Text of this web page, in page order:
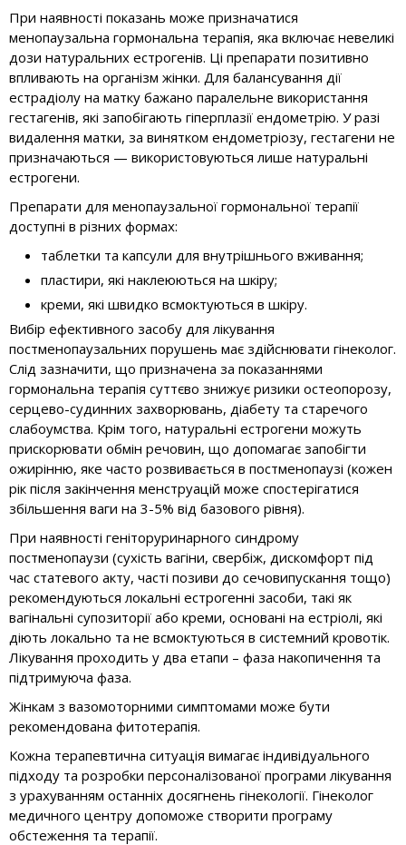
При наявності показань може призначатися
менопаузальна гормональна терапія, яка включає невеликі
дози натуральних естрогенів. Ці препарати позитивно
впливають на організм жінки. Для балансування дії
естрадіолу на матку бажано паралельне використання
гестагенів, які запобігають гіперплазії ендометрію. У разі
видалення матки, за винятком ендометріозу, гестагени не
призначаються — використовуються лише натуральні
естрогени.
Препарати для менопаузальної гормональної терапії
доступні в різних формах:
таблетки та капсули для внутрішнього вживання;
пластири, які наклеюються на шкіру;
креми, які швидко всмоктуються в шкіру.
Вибір ефективного засобу для лікування
постменопаузальних порушень має здійснювати гінеколог.
Слід зазначити, що призначена за показаннями
гормональна терапія суттєво знижує ризики остеопорозу,
серцево-судинних захворювань, діабету та старечого
слабоумства. Крім того, натуральні естрогени можуть
прискорювати обмін речовин, що допомагає запобігти
ожирінню, яке часто розвивається в постменопаузі (кожен
рік після закінчення менструацій може спостерігатися
збільшення ваги на 3-5% від базового рівня).
При наявності геніторуринарного синдрому
постменопаузи (сухість вагіни, свербіж, дискомфорт під
час статевого акту, часті позиви до сечовипускання тощо)
рекомендуються локальні естрогенні засоби, такі як
вагінальні супозиторії або креми, основані на естріолі, які
діють локально та не всмоктуються в системний кровотік.
Лікування проходить у два етапи – фаза накопичення та
підтримуюча фаза.
Жінкам з вазомоторними симптомами може бути
рекомендована фитотерапія.
Кожна терапевтична ситуація вимагає індивідуального
підходу та розробки персоналізованої програми лікування
з урахуванням останніх досягнень гінекології. Гінеколог
медичного центру допоможе створити програму
обстеження та терапії.